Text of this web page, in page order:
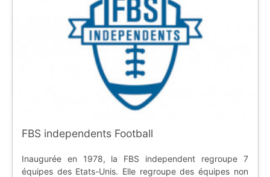
FBS independents Football
Inaugurée en 1978, la FBS independent regroupe 7
équipes des Etats-Unis. Elle regroupe des équipes non